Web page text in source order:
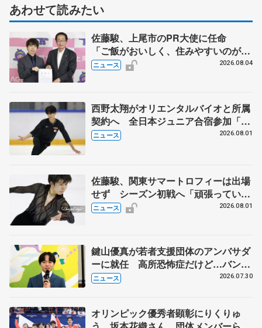
あわせて読みたい
佐藤駿、上尾市のPR大使に任命
「ご飯がおいしく、住みやすいのが魅
力」
ニュース 2026.08.04
西野太翔がオリエンタルバイオと所属
契約へ 全日本ジュニア合宿参加「結
果残していかないと」 講師はジェー
ニュース 2026.08.01
佐藤駿、関東サマートロフィーは出場
せず シーズン初戦へ「頑張っていき
ます」
ニュース 2026.08.01
鍵山優真が若者支援団体のアンバサダ
ーに就任 高所恐怖症だけど…バンジ
ージャンプに挑戦も？
ニュース 2026.07.30
オリンピック優秀者顕彰にりくりゅ